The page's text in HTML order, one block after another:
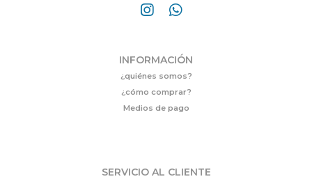
INFORMACIÓN
¿quiénes somos?
¿cómo comprar?
Medios de pago
SERVICIO AL CLIENTE